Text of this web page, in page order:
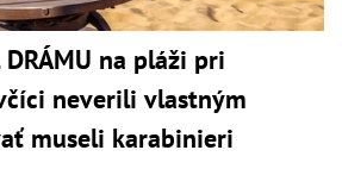
na pláži pri
neverili vlastným
museli karabinieri